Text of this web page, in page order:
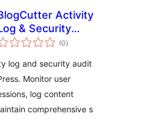
Activity
& Security
(0एकूण
मूल्यांकन
)
log and security audit
Monitor user
log content
comprehensive s